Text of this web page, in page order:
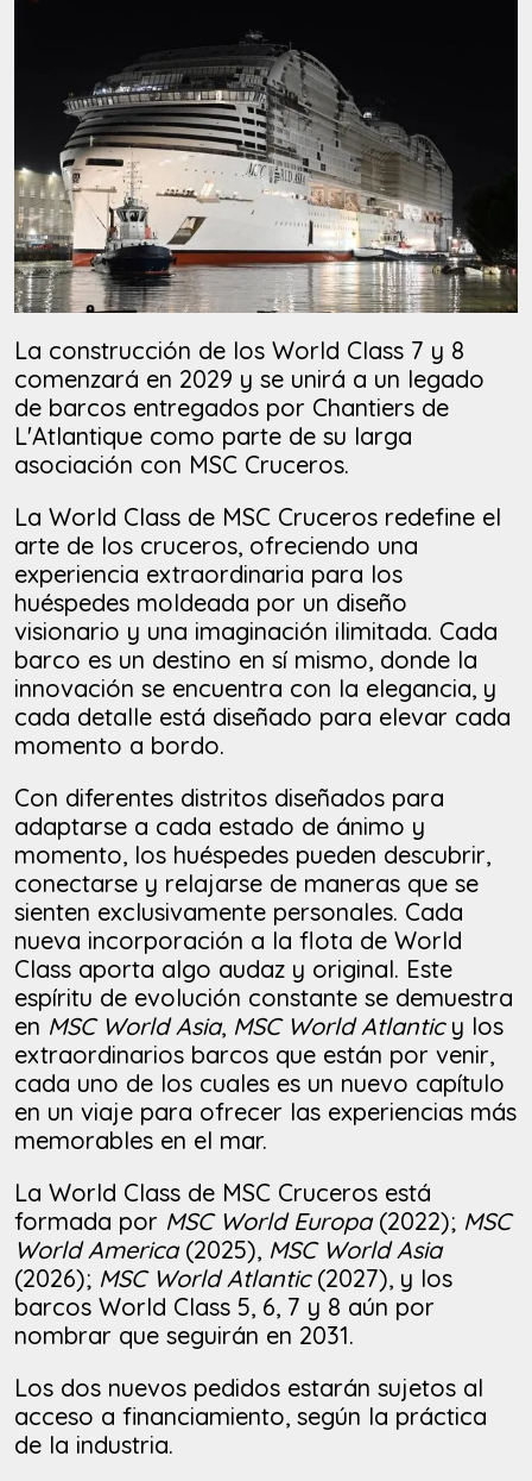
La construcción de los World Class 7 y 8
comenzará en 2029 y se unirá a un legado
de barcos entregados por Chantiers de
L'Atlantique como parte de su larga
asociación con MSC Cruceros.
La World Class de MSC Cruceros redefine el
arte de los cruceros, ofreciendo una
experiencia extraordinaria para los
huéspedes moldeada por un diseño
visionario y una imaginación ilimitada. Cada
barco es un destino en sí mismo, donde la
innovación se encuentra con la elegancia, y
cada detalle está diseñado para elevar cada
momento a bordo.
Con diferentes distritos diseñados para
adaptarse a cada estado de ánimo y
momento, los huéspedes pueden descubrir,
conectarse y relajarse de maneras que se
sienten exclusivamente personales. Cada
nueva incorporación a la flota de World
Class aporta algo audaz y original. Este
espíritu de evolución constante se demuestra
en MSC World Asia, MSC World Atlantic y los
extraordinarios barcos que están por venir,
cada uno de los cuales es un nuevo capítulo
en un viaje para ofrecer las experiencias más
memorables en el mar.
La World Class de MSC Cruceros está
formada por MSC World Europa(2022); MSC
World America(2025), MSC World Asia
(2026); MSC World Atlantic(2027), y los
barcos World Class 5, 6, 7 y 8 aún por
nombrar que seguirán en 2031.
Los dos nuevos pedidos estarán sujetos al
acceso a financiamiento, según la práctica
de la industria.